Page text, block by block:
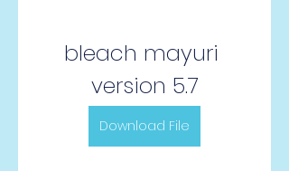
bleach mayuri
version 5.7
Download File